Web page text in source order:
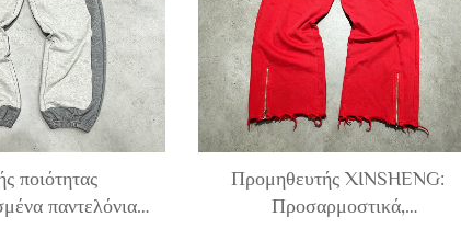
ποιότητας
παντελόνια
Προμηθευτής XINSHENG:
Προσαρμοστικά,